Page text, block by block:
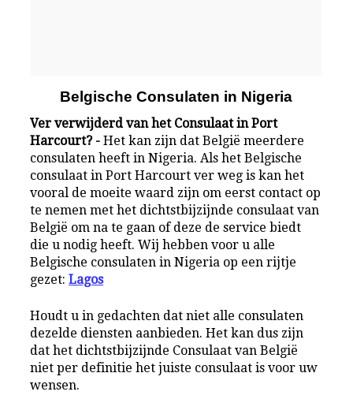
Belgische Consulaten in Nigeria
Ver verwijderd van het Consulaat in Port
Harcourt? -Het kan zijn dat België meerdere
consulaten heeft in Nigeria. Als het Belgische
consulaat in Port Harcourt ver weg is kan het
vooral de moeite waard zijn om eerst contact op
te nemen met het dichtstbijzijnde consulaat van
België om na te gaan of deze de service biedt
die u nodig heeft. Wij hebben voor u alle
Belgische consulaten in Nigeria op een rijtje
gezet:Lagos
Houdt u in gedachten dat niet alle consulaten
dezelde diensten aanbieden. Het kan dus zijn
dat het dichtstbijzijnde Consulaat van België
niet per definitie het juiste consulaat is voor uw
wensen.